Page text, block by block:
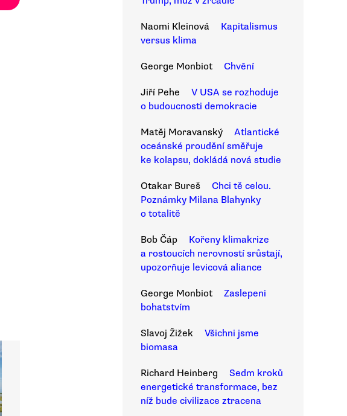
Naomi Kleinová
Kapitalismus
versus klima
George Monbiot Chvění
Jiří Pehe
V USA se rozhoduje
o budoucnosti demokracie
Matěj Moravanský
Atlantické
oceánské proudění směřuje
ke kolapsu, dokládá nová studie
Otakar Bureš
Chci tě celou.
Poznámky Milana Blahynky
o totalitě
Bob Čáp
Kořeny klimakrize
a rostoucích nerovností srůstají,
upozorňuje levicová aliance
George Monbiot
Zaslepeni
bohatstvím
Slavoj Žižek
Všichni jsme
biomasa
Richard Heinberg
Sedm kroků
energetické transformace, bez
níž bude civilizace ztracena